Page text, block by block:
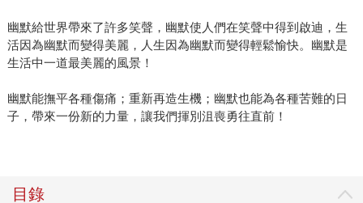
幽默給世界帶來了許多笑聲，幽默使人們在笑聲中得到啟迪，生
活因為幽默而變得美麗，人生因為幽默而變得輕鬆愉快。幽默是
生活中一道最美麗的風景！
幽默能撫平各種傷痛；重新再造生機；幽默也能為各種苦難的日
子，帶來一份新的力量，讓我們揮別沮喪勇往直前！
目錄